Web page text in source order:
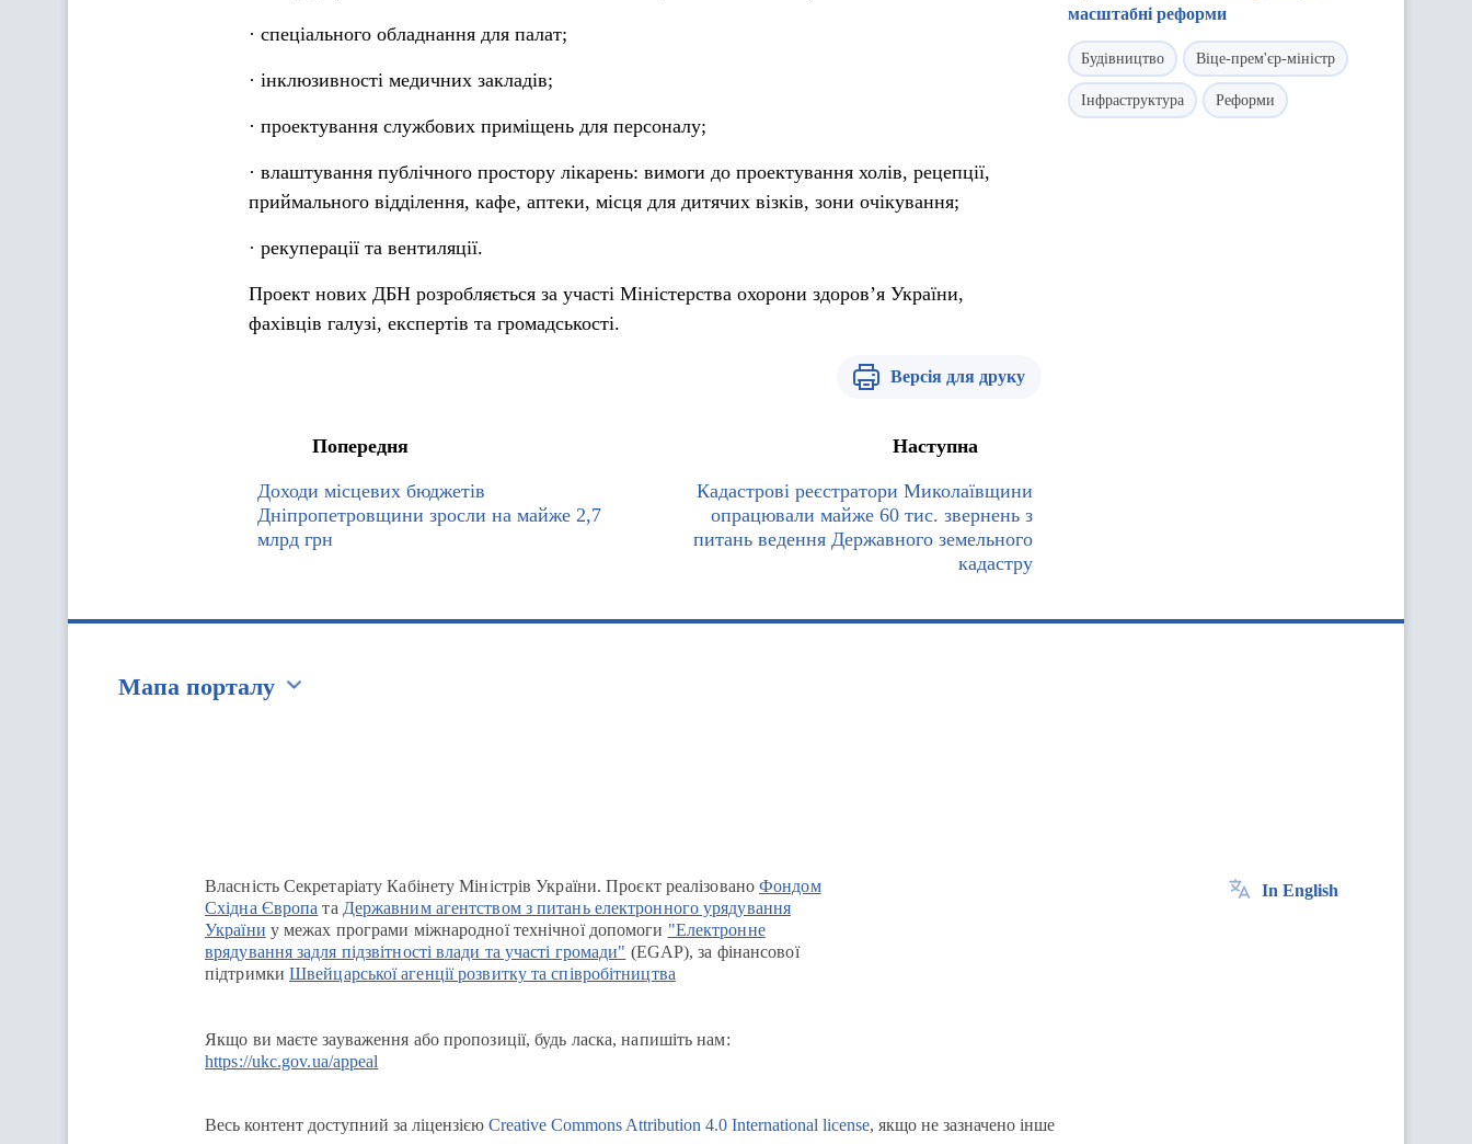
· спеціального обладнання для палат;
· інклюзивності медичних закладів;
· проектування службових приміщень для персоналу;
· влаштування публічного простору лікарень: вимоги до проектування холів, рецепції,
приймального відділення, кафе, аптеки, місця для дитячих візків, зони очікування;
· рекуперації та вентиляції.
Проект нових ДБН розробляється за участі Міністерства охорони здоров’я України,
фахівців галузі, експертів та громадськості.
Версія для друку
Попередня
Доходи місцевих бюджетів
Дніпропетровщини зросли на майже 2,7
млрд грн
Наступна
Кадастрові реєстратори Миколаївщини
опрацювали майже 60 тис. звернень з
питань ведення Державного земельного
кадастру
масштабні реформи
Будівництво Віце-прем'єр-міністр
Інфраструктура Реформи
Мапа порталу
Власність Секретаріату Кабінету Міністрів України. Проєкт реалізованоФондом
Східна Європа та Державним агентством з питань електронного урядування
України у межах програми міжнародної технічної допомоги "Електронне
врядування задля підзвітності влади та участі громади" (EGAP), за фінансової
підтримки Швейцарської агенції розвитку та співробітництва
Якщо ви маєте зауваження або пропозиції, будь ласка, напишіть нам:
https://ukc.gov.ua/appeal
In English
Весь контент доступний за ліцензією Creative Commons Attribution 4.0 International license, якщо не зазначено інше